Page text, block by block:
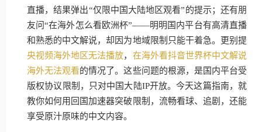
直播，结果弹出“仅限中国大陆地区观看”的提示；还有朋
友问“在海外怎么看欧洲杯”——明明国内平台有高清直播
和熟悉的中文解说，却因为地域限制只能干着急。更别提
央视频海外地区无法播放， 在海外看抖音世界杯中文解说
海外无法观看的情况了。这些问题的根源，是国内平台受
版权协议限制，只对中国大陆IP开放。今天这篇指南，就
教你如何用回国加速器突破限制，流畅看球、追剧，还能
享受原汁原味的中文内容。